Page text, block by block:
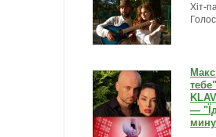
Хіт-
—